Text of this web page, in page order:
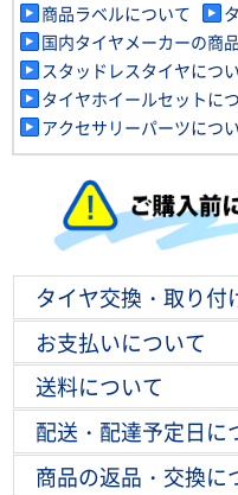
商品ラベルについて
国内タイヤメーカーの商
スタッドレスタイヤにつ
タイヤホイールセットに
アクセサリーパーツにつ
タイヤ交換・取り付
お支払いについて
送料について
配送・配達予定日に
商品の返品・交換に